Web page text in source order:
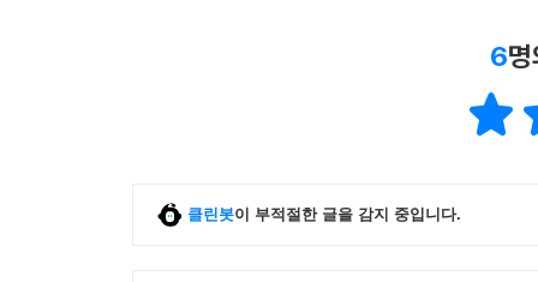
6
클린봇이 부적절한 글을 감지 중입니다.